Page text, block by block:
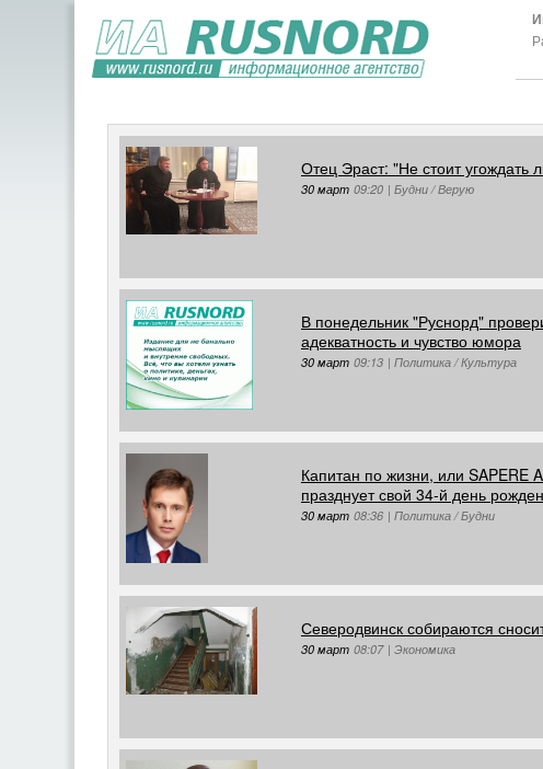
Отец Эраст: "Не стоит угождать
30 март 09:20 | Будни / Верую
В понедельник "Руснорд"
адекватность и чувство юмора
30 март 09:13 | Политика / Культура
Капитан по жизни, или SAPERE
празднует свой 34-й день
30 март 08:36 | Политика / Будни
Северодвинск собираются
30 март 08:07 | Экономика